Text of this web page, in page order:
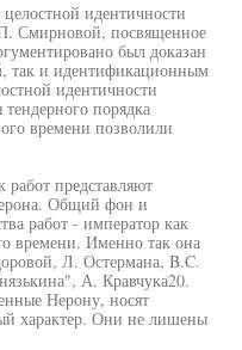
идентичности
Смирновой, посвященное
был доказан
так и идентификационным
идентичности
порядка
времени позволили
представляют
Общий фон и
работ - император как
времени. Именно так она
Л. Остермана, B.C.
А. Кравчука20.
Нерону, носят
характер. Они не лишены